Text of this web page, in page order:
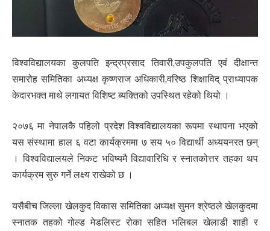
विश्वविद्यालयका कुलपति इन्द्रप्रसाद तिवारी,उपकुलपति एवं दीक्षान्त
समारोह समितिका अध्यक्ष कृष्णराज अधिकारी,वरिष्ठ शिक्षाविद् प्राध्यापक
केदारभक्त माथे लगायत विशिष्ट ब्यक्तिको उपस्थित रहेको थियो ।
२०७६ मा नेपालकै पहिलो प्रदेश विश्वविद्यालयका रूपमा स्थापना भएको
यस संस्थामा हाल ६ वटा कार्यक्रममा ७ सय ५० विद्यार्थी अध्ययनरत छन्
। विश्वविद्यालयले निकट भविष्यमै विद्यावारिधि र स्नातकोत्तर तहका थप
कार्यक्रम सुरु गर्ने लक्ष्य राखेको छ ।
यसैबीच जिल्ला खेलकुद विकास समितिका अध्यक्ष सुमन श्रेष्ठले खेलकुदमा
स्नातक तहको गोल्ड मेडलिस्ट रोका सहित भलिबल खेलाडी शाही र